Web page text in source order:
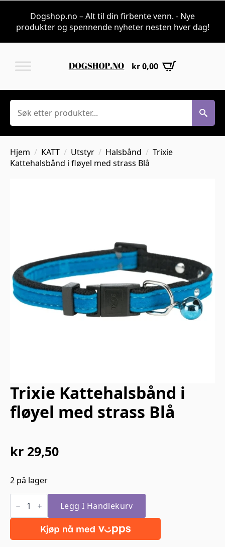
Dogshop.no – Alt til din firbente venn. - Nye
produkter og spennende nyheter nesten hver dag!
kr0,00
Søk
Hjem KATT Utstyr Halsbånd
Trixie
Kattehalsbånd i fløyel med strass Blå
Trixie Kattehalsbånd i
fløyel med strass Blå
Opprinnelig
pris
var:
kr 59,00.
kr 29,50
Nåværende
pris
er:
kr 29,50.
2 på lager
Trixie
Kattehalsbånd
fløyel
strass
Legg I Handlekurv